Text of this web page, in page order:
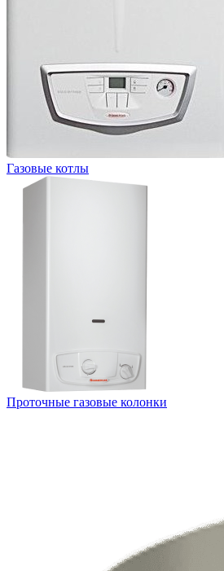
Газовые котлы
Проточные газовые колонки